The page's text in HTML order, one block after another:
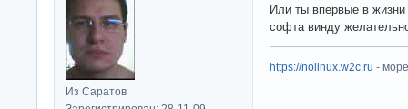
Из Саратов
Или ты впервые в
софта винду
https://nolinux.w2c.ru -